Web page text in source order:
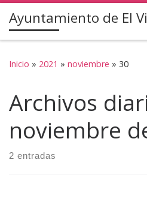
Saltar al contenido
Ayuntamiento de El
Inicio » 2021 » noviembre » 30
Archivos
noviembre
2 entradas